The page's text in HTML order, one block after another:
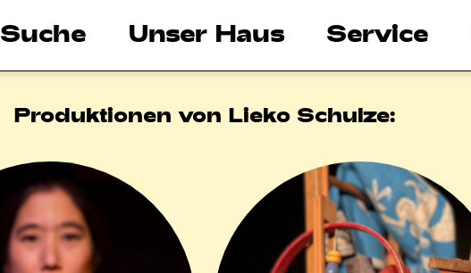
Suche Unser Haus Service
Produktionen von Lieko Schulze: